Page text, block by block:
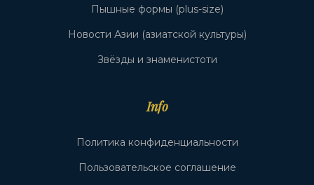
Пышные формы (plus-size)
Новости Азии (азиатской культуры)
Звёзды и знаменистоти
Info
Политика конфиденциальности
Пользовательское соглашение